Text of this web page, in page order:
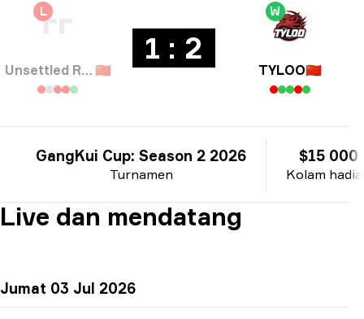
L
Unsettled Resentment 🇨🇳
1 : 2
W
TYLOO🇨🇳
Turnamen
GangKui Cup: Season 2 2026
Kolam
$15 000
Live dan mendatang
Jumat 03 Jul 2026